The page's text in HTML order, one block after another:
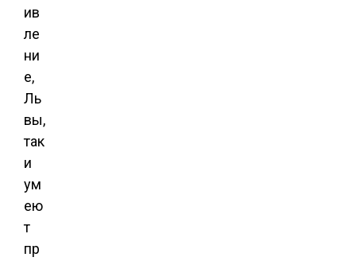
ив
ле
ни
е,
Ль
вы,
так
и
ум
ею
т
пр